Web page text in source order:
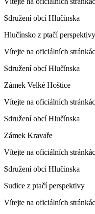
Sdružení obcí Hlučínska
Hlučínsko z ptačí perspektivy
Vítejte na oficiálních
Sdružení obcí Hlučínska
Zámek Velké Hoštice
Vítejte na oficiálních
Sdružení obcí Hlučínska
Zámek Kravaře
Vítejte na oficiálních
Sdružení obcí Hlučínska
Sudice z ptačí perspektivy
Vítejte na oficiálních